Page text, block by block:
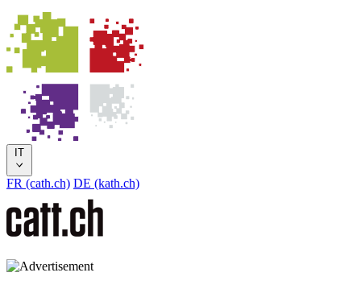
IT
FR (cath.ch) DE (kath.ch)